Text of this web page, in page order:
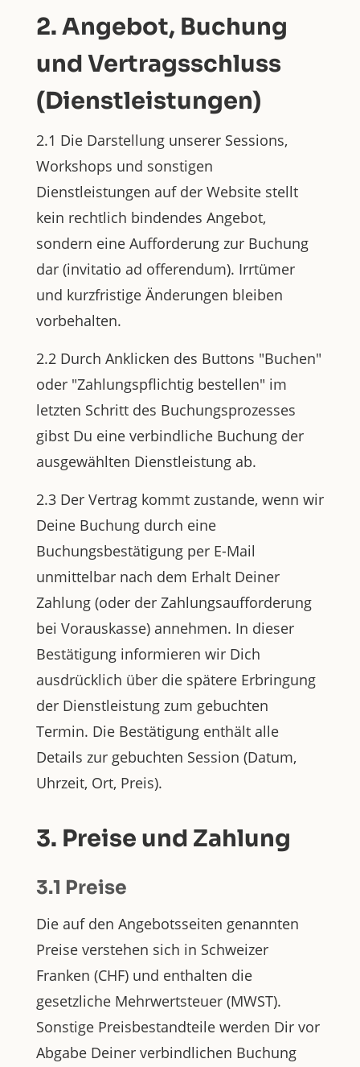
2. Angebot, Buchung
und Vertragsschluss
(Dienstleistungen)
2.1 Die Darstellung unserer Sessions,
Workshops und sonstigen
Dienstleistungen auf der Website stellt
kein rechtlich bindendes Angebot,
sondern eine Aufforderung zur Buchung
dar (invitatio ad offerendum). Irrtümer
und kurzfristige Änderungen bleiben
vorbehalten.
2.2 Durch Anklicken des Buttons "Buchen"
oder "Zahlungspflichtig bestellen" im
letzten Schritt des Buchungsprozesses
gibst Du eine verbindliche Buchung der
ausgewählten Dienstleistung ab.
2.3 Der Vertrag kommt zustande, wenn wir
Deine Buchung durch eine
Buchungsbestätigung per E-Mail
unmittelbar nach dem Erhalt Deiner
Zahlung (oder der Zahlungsaufforderung
bei Vorauskasse) annehmen. In dieser
Bestätigung informieren wir Dich
ausdrücklich über die spätere Erbringung
der Dienstleistung zum gebuchten
Termin. Die Bestätigung enthält alle
Details zur gebuchten Session (Datum,
Uhrzeit, Ort, Preis).
3. Preise und Zahlung
3.1 Preise
Die auf den Angebotsseiten genannten
Preise verstehen sich in Schweizer
Franken (CHF) und enthalten die
gesetzliche Mehrwertsteuer (MWST).
Sonstige Preisbestandteile werden Dir vor
Abgabe Deiner verbindlichen Buchung